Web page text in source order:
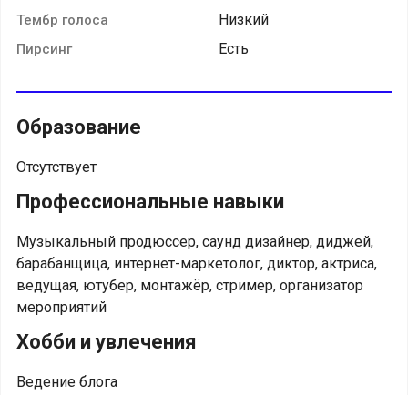
Тембр голоса Низкий
Пирсинг Есть
Образование
Отсутствует
Профессиональные навыки
Музыкальный продюссер, саунд дизайнер, диджей,
барабанщица, интернет-маркетолог, диктор, актриса,
ведущая, ютубер, монтажёр, стример, организатор
мероприятий
Хобби и увлечения
Ведение блога